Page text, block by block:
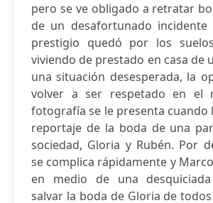
pero se ve obligado a retratar
de un desafortunado
prestigio quedó por los
viviendo de prestado en casa de
una situación desesperada, la
volver a ser respetado en el
fotografía se le presenta cuando
reportaje de la boda de una
sociedad, Gloria y Rubén. Por
se complica rápidamente y
en medio de una
salvar la boda de Gloria de